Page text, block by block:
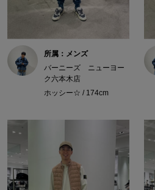
所属：メンズ
バーニーズ ニューヨー
ク六本木店
ホッシー☆ / 174cm